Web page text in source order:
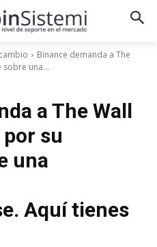
Binance demanda a The
sobre una...
a The Wall
su
una
Aquí tienes